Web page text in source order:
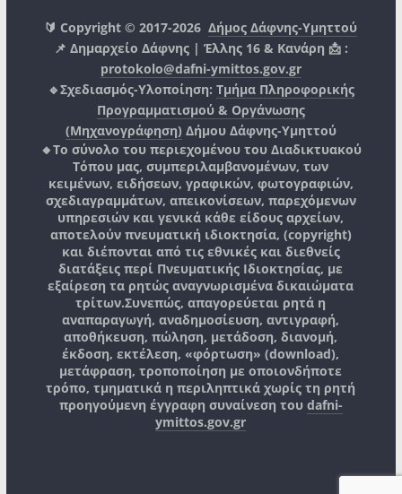
🔰 Copyright © 2017-2026Δήμος Δάφνης-Υμηττού
📌 Δημαρχείο Δάφνης | Έλλης 16 & Κανάρη 📩 :
protokolo@dafni-ymittos.gov.gr
🔹Σχεδιασμός-Υλοποίηση: Τμήμα Πληροφορικής
Προγραμματισμού & Οργάνωσης
(Μηχανογράφηση) Δήμου Δάφνης-Υμηττού
🔸Το σύνολο του περιεχομένου του Διαδικτυακού
Τόπου μας, συμπεριλαμβανομένων, των
κειμένων, ειδήσεων, γραφικών, φωτογραφιών,
σχεδιαγραμμάτων, απεικονίσεων, παρεχόμενων
υπηρεσιών και γενικά κάθε είδους αρχείων,
αποτελούν πνευματική ιδιοκτησία, (copyright)
και διέπονται από τις εθνικές και διεθνείς
διατάξεις περί Πνευματικής Ιδιοκτησίας, με
εξαίρεση τα ρητώς αναγνωρισμένα δικαιώματα
τρίτων.Συνεπώς, απαγορεύεται ρητά η
αναπαραγωγή, αναδημοσίευση, αντιγραφή,
αποθήκευση, πώληση, μετάδοση, διανομή,
έκδοση, εκτέλεση, «φόρτωση» (download),
μετάφραση, τροποποίηση με οποιονδήποτε
τρόπο, τμηματικά η περιληπτικά χωρίς τη ρητή
προηγούμενη έγγραφη συναίνεση του dafni-
ymittos.gov.gr